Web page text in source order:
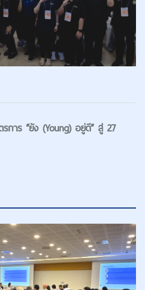
การ “ยัง (Young) อยู่ดี” สู่ 27